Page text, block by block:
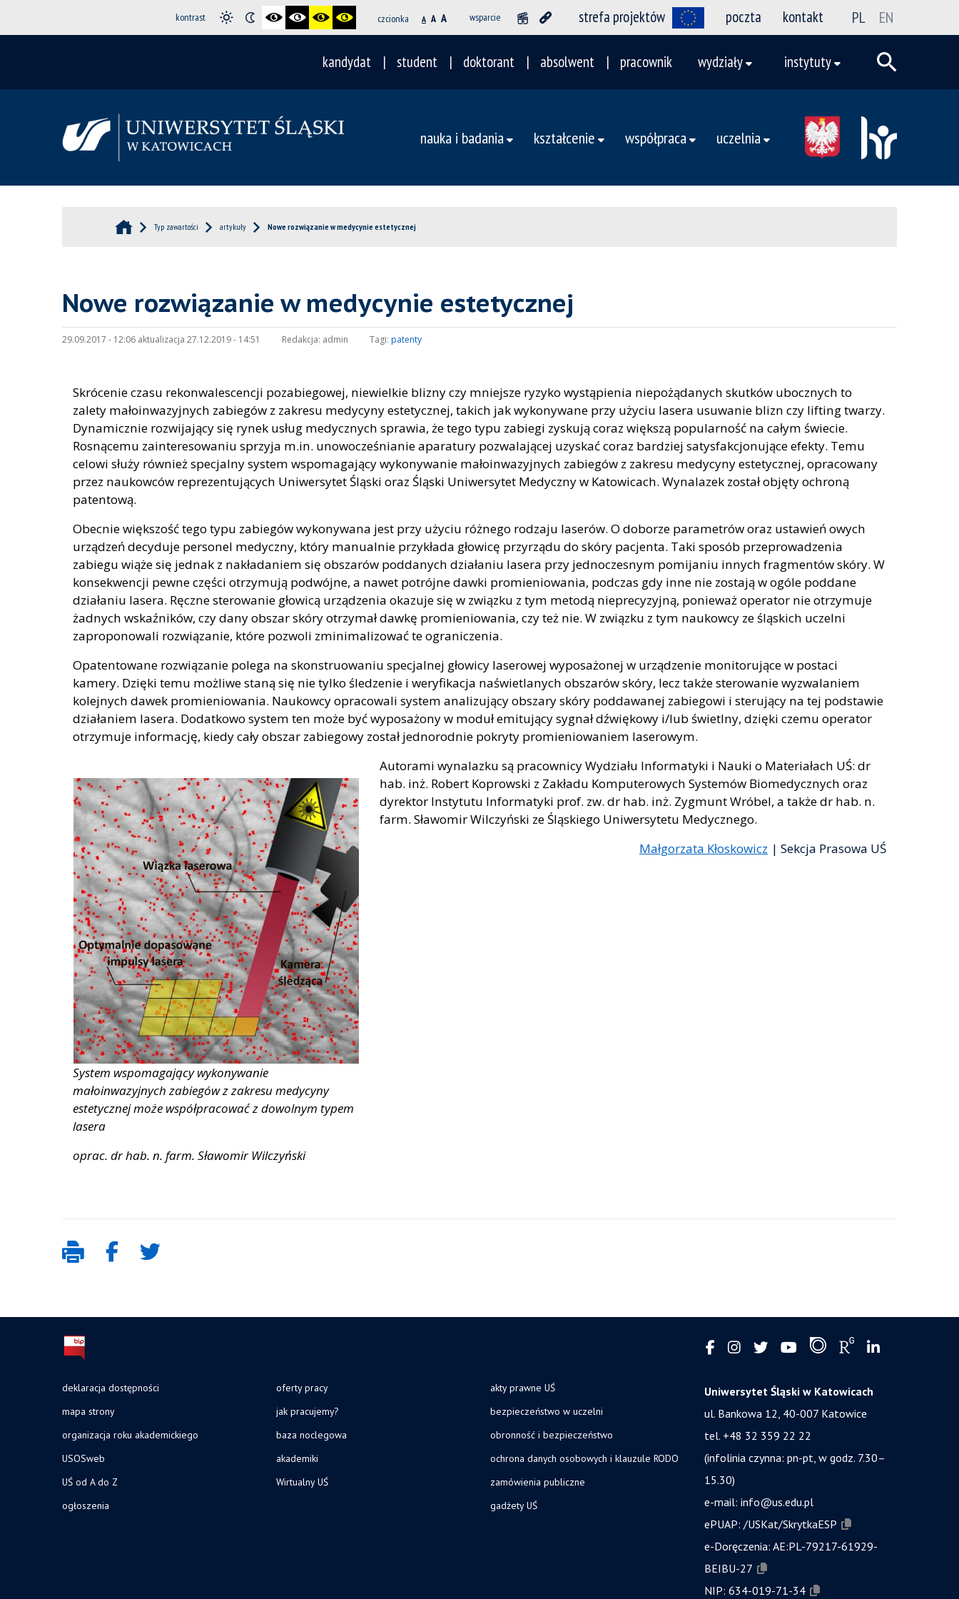
kontrast czcionka A A A wsparcie strefa projektów poczta kontakt PL EN
kandydat student doktorant absolwent pracownik wydziały instytuty
nauka i badania kształcenie współpraca uczelnia
Typ zawartości artykuły Nowe rozwiązanie w medycynie estetycznej
Nowe rozwiązanie w medycynie estetycznej
29.09.2017 - 12:06 aktualizacja 27.12.2019 - 14:51 Redakcja: admin Tagi: patenty
Skrócenie czasu rekonwalescencji pozabiegowej, niewielkie blizny czy mniejsze ryzyko wystąpienia niepożądanych skutków ubocznych to
zalety małoinwazyjnych zabiegów z zakresu medycyny estetycznej, takich jak wykonywane przy użyciu lasera usuwanie blizn czy lifting twarzy.
Dynamicznie rozwijający się rynek usług medycznych sprawia, że tego typu zabiegi zyskują coraz większą popularność na całym świecie.
Rosnącemu zainteresowaniu sprzyja m.in. unowocześnianie aparatury pozwalającej uzyskać coraz bardziej satysfakcjonujące efekty. Temu
celowi służy również specjalny system wspomagający wykonywanie małoinwazyjnych zabiegów z zakresu medycyny estetycznej, opracowany
przez naukowców reprezentujących Uniwersytet Śląski oraz Śląski Uniwersytet Medyczny w Katowicach. Wynalazek został objęty ochroną
patentową.
Obecnie większość tego typu zabiegów wykonywana jest przy użyciu różnego rodzaju laserów. O doborze parametrów oraz ustawień owych
urządzeń decyduje personel medyczny, który manualnie przykłada głowicę przyrządu do skóry pacjenta. Taki sposób przeprowadzenia
zabiegu wiąże się jednak z nakładaniem się obszarów poddanych działaniu lasera przy jednoczesnym pomijaniu innych fragmentów skóry. W
konsekwencji pewne części otrzymują podwójne, a nawet potrójne dawki promieniowania, podczas gdy inne nie zostają w ogóle poddane
działaniu lasera. Ręczne sterowanie głowicą urządzenia okazuje się w związku z tym metodą nieprecyzyjną, ponieważ operator nie otrzymuje
żadnych wskaźników, czy dany obszar skóry otrzymał dawkę promieniowania, czy też nie. W związku z tym naukowcy ze śląskich uczelni
zaproponowali rozwiązanie, które pozwoli zminimalizować te ograniczenia.
Opatentowane rozwiązanie polega na skonstruowaniu specjalnej głowicy laserowej wyposażonej w urządzenie monitorujące w postaci
kamery. Dzięki temu możliwe staną się nie tylko śledzenie i weryfikacja naświetlanych obszarów skóry, lecz także sterowanie wyzwalaniem
kolejnych dawek promieniowania. Naukowcy opracowali system analizujący obszary skóry poddawanej zabiegowi i sterujący na tej podstawie
działaniem lasera. Dodatkowo system ten może być wyposażony w moduł emitujący sygnał dźwiękowy i/lub świetlny, dzięki czemu operator
otrzymuje informację, kiedy cały obszar zabiegowy został jednorodnie pokryty promieniowaniem laserowym.
System wspomagający wykonywanie
małoinwazyjnych zabiegów z zakresu medycyny
estetycznej może współpracować z dowolnym typem
lasera
oprac. dr hab. n. farm. Sławomir Wilczyński
Autorami wynalazku są pracownicy Wydziału Informatyki i Nauki o Materiałach UŚ: dr
hab. inż. Robert Koprowski z Zakładu Komputerowych Systemów Biomedycznych oraz
dyrektor Instytutu Informatyki prof. zw. dr hab. inż. Zygmunt Wróbel, a także dr hab. n.
farm. Sławomir Wilczyński ze Śląskiego Uniwersytetu Medycznego.
Małgorzata Kłoskowicz | Sekcja Prasowa UŚ
deklaracja dostępności
mapa strony
organizacja roku akademickiego
USOSweb
UŚ od A do Z
ogłoszenia
oferty pracy
jak pracujemy?
baza noclegowa
akademiki
Wirtualny UŚ
akty prawne UŚ
bezpieczeństwo w uczelni
obronność i bezpieczeństwo
ochrona danych osobowych i klauzule RODO
zamówienia publiczne
gadżety UŚ
Uniwersytet Śląski w Katowicach
ul. Bankowa 12, 40-007 Katowice
tel. +48 32 359 22 22
(infolinia czynna: pn-pt, w godz. 7.30–
15.30)
e-mail: info@us.edu.pl
ePUAP: /USKat/SkrytkaESP
e-Doręczenia: AE:PL-79217-61929-
BEIBU-27
NIP: 634-019-71-34